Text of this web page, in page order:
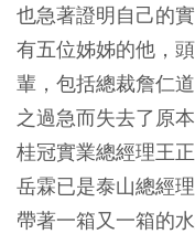
也急著證明自己的
有五位姊姊的他，
輩，包括總裁詹仁
之過急而失去了原
桂冠實業總經理王
岳霖已是泰山總經
帶著一箱又一箱的